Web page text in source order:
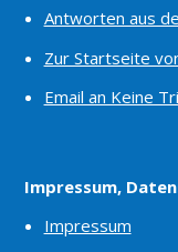
Antworten aus
Zur Startseite
Email an Keine
Impressum,
Impressum